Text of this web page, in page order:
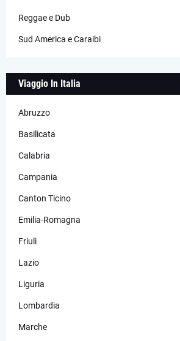
Reggae e Dub
Sud America e Caraibi
Viaggio In Italia
Abruzzo
Basilicata
Calabria
Campania
Canton Ticino
Emilia-Romagna
Friuli
Lazio
Liguria
Lombardia
Marche